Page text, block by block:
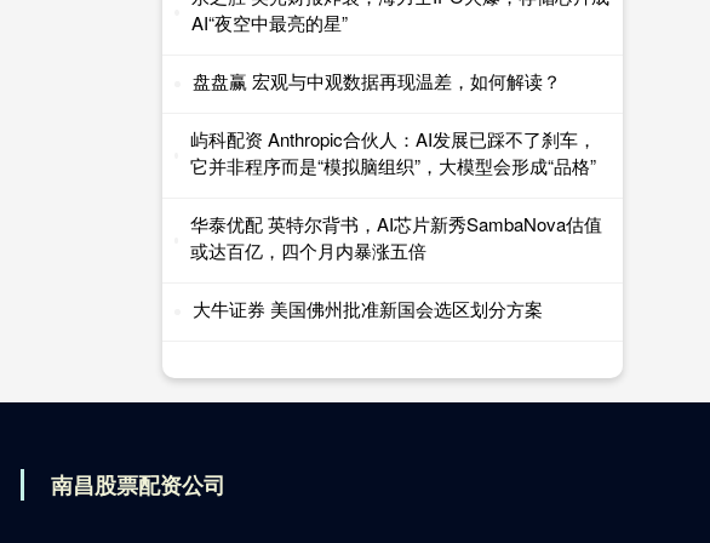
AI“夜空中最亮的星”
盘盘赢 宏观与中观数据再现温差，如何解读？
屿科配资 Anthropic合伙人：AI发展已踩不了刹车，
它并非程序而是“模拟脑组织”，大模型会形成“品格”
华泰优配 英特尔背书，AI芯片新秀SambaNova估值
或达百亿，四个月内暴涨五倍
大牛证券 美国佛州批准新国会选区划分方案
南昌股票配资公司